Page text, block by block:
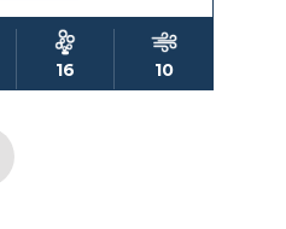
16 10